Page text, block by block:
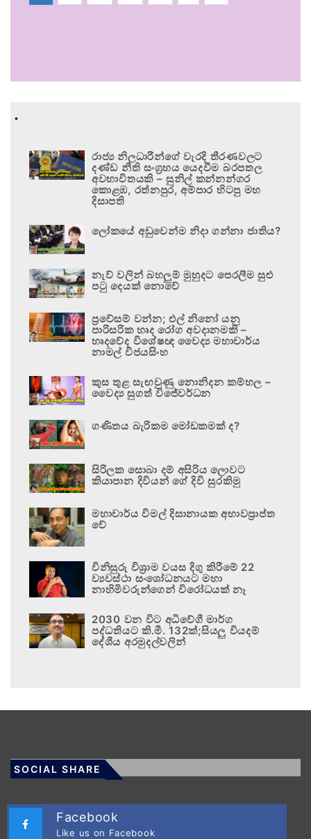
.
රාජ්‍ය නිලධාරීන්ගේ වැරදි තීරණවලට
දණ්ඩ නීති සංග්‍රහය යෙදවීම බරපතල
අවභාවිතයකි – සුනිල් කන්නන්ගර
කොළඹ, රත්නපුර, අම්පාර හිටපු මහ
දිසාපති
ලෝකයේ අඩුවෙන්ම නිදා ගන්නා ජාතිය?
නැව් වලින් බහලුම් මුහුදට පෙරලීම සුළු
පටු දෙයක් නොවේ
ප්‍රවේසම් වන්න; එල් නිනෝ යනු
පාරිසරික හෘද රෝග අවදානමකි –
හෘදවේද විශේෂඥ වෛද්‍ය මහාචාර්ය
නාමල් විජයසිංහ
කුස තුළ සැඟවුණු නොනිදන කම්හල –
වෛද්‍ය සුගත් විජේවර්ධන
ගණිතය බැරිකම මෝඩකමක් ද?
සිරිලක සොබා දම් අසිරිය ලොවට
කියාපාන දිවියන් ගේ දිවි සුරකිමු
මහාචාර්ය විමල් දිසානායක අභාවප්‍රාප්ත
වේ
විනිසුරු විශ්‍රාම වයස දිගු කිරීමේ 22
ව්‍යවස්ථා සංශෝධනයට මහා
නාහිමිවරුන්ගෙන් විරෝධයක් නෑ
2030 වන විට අධිවේගී මාර්ග
පද්ධතියට කි.මී. 132ක්;සියලු වියදම්
දේශීය අරමුදල්වලින්
SOCIAL SHARE
Facebook
Like us on Facebook